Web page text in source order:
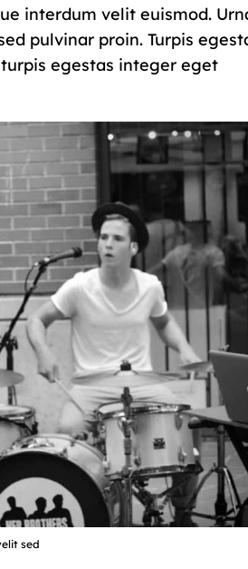
interdum velit euismod.
pulvinar proin. Turpis
egestas integer eget
sed